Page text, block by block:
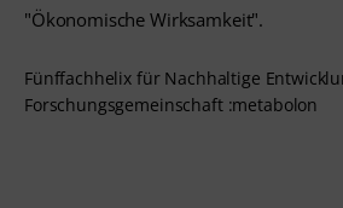
Fünffachhelix für Nachhaltige
Forschungsgemeinschaft :metabolon